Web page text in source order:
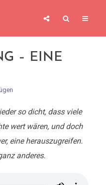
– EINE
so dicht, dass viele
wert wären, und doch
eine herauszugreifen.
anderes.